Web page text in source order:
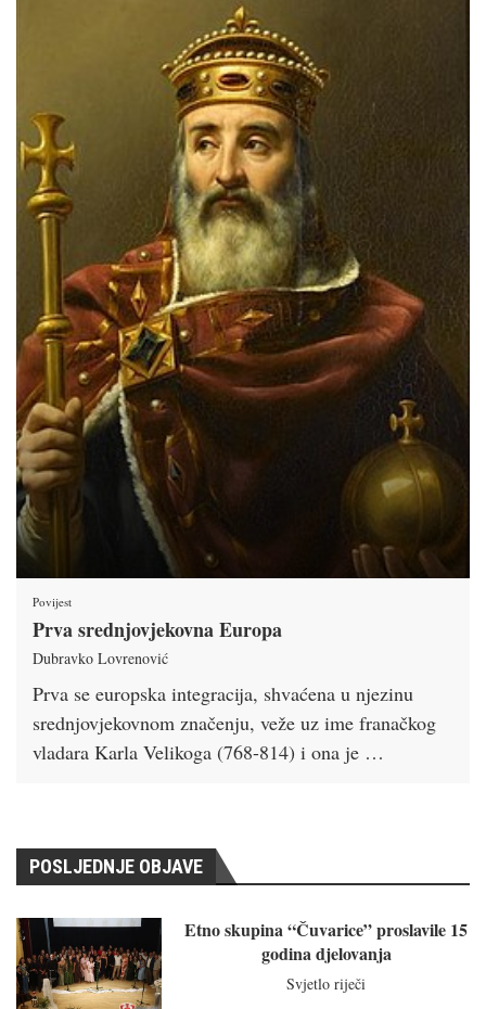
Povijest
Prva srednjovjekovna Europa
Dubravko Lovrenović
Prva se europska integracija, shvaćena u njezinu
srednjovjekovnom značenju, veže uz ime franačkog
vladara Karla Velikoga (768-814) i ona je …
POSLJEDNJE OBJAVE
Etno skupina “Čuvarice” proslavile 15
godina djelovanja
Svjetlo riječi